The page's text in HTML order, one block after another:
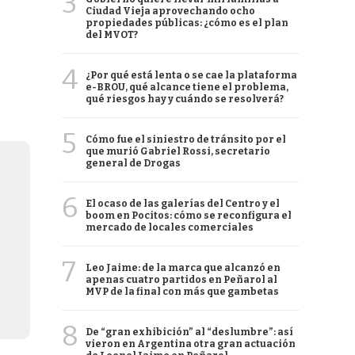
Ciudad Vieja aprovechando ocho
propiedades públicas: ¿cómo es el plan
del MVOT?
4
¿Por qué está lenta o se cae la plataforma
e-BROU, qué alcance tiene el problema,
qué riesgos hay y cuándo se resolverá?
5
Cómo fue el siniestro de tránsito por el
que murió Gabriel Rossi, secretario
general de Drogas
6
El ocaso de las galerías del Centro y el
boom en Pocitos: cómo se reconfigura el
mercado de locales comerciales
7
Leo Jaime: de la marca que alcanzó en
apenas cuatro partidos en Peñarol al
MVP de la final con más que gambetas
8
De “gran exhibición” al “deslumbre”: así
vieron en Argentina otra gran actuación